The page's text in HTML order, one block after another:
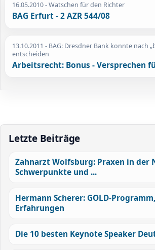
16.05.2010- Watschen für den Richter
BAG Erfurt - 2 AZR 544/08
13.10.2011 - BAG: Dresdner Bank konnte nach
entscheiden
Arbeitsrecht: Bonus - Versprechen
Letzte Beiträge
Zahnarzt Wolfsburg: Praxen in der
Schwerpunkte und ...
Hermann Scherer: GOLD-
Erfahrungen
Die 10 besten Keynote Speaker